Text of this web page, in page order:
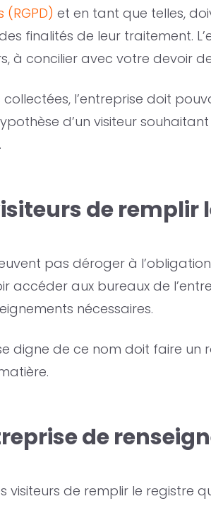
et en tant que telles,
finalités de leur traitement.
à concilier avec votre devoir
l’entreprise doit
d’un visiteur
de remplir
pas déroger à
accéder aux bureaux de
nécessaires.
digne de ce nom doit faire un
de
visiteurs de remplir le registre